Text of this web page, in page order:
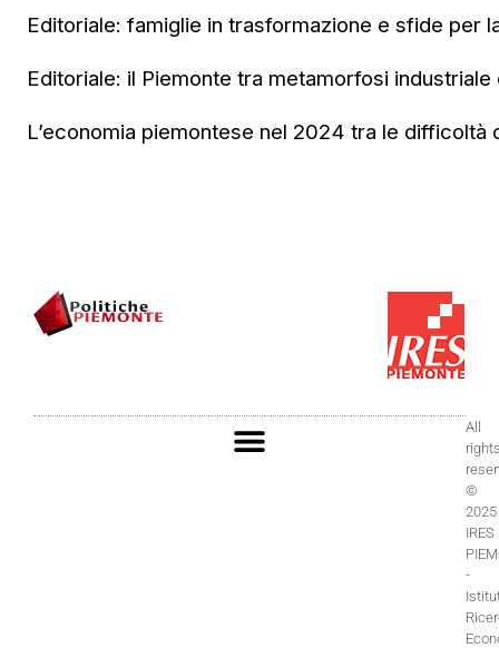
Editoriale: famiglie in trasformazione e sfide per
Editoriale: il Piemonte tra metamorfosi
L’economia piemontese nel 2024 tra le
All
©
2025
IRES
-